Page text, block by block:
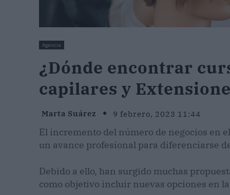
Agencia
¿Dónde encontrar
capilares y
Marta Suárez 9 febrero, 2023 11:44
El incremento del número de negocios en
un avance profesional para diferenciarse
Debido a ello, han surgido muchas
como objetivo incluir nuevas opciones en